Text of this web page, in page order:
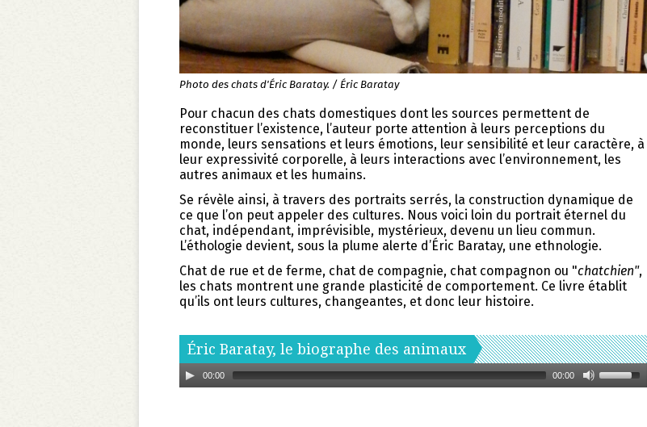
Photo des chats d'Éric Baratay. / Éric Baratay
Pour chacun des chats domestiques dont les sources permettent de
reconstituer l’existence, l’auteur porte attention à leurs perceptions du
monde, leurs sensations et leurs émotions, leur sensibilité et leur caractère, à
leur expressivité corporelle, à leurs interactions avec l’environnement, les
autres animaux et les humains.
Se révèle ainsi, à travers des portraits serrés, la construction dynamique de
ce que l’on peut appeler des cultures. Nous voici loin du portrait éternel du
chat, indépendant, imprévisible, mystérieux, devenu un lieu commun.
L’éthologie devient, sous la plume alerte d’Éric Baratay, une ethnologie.
Chat de rue et de ferme, chat de compagnie, chat compagnon ou "chatchien",
les chats montrent une grande plasticité de comportement. Ce livre établit
qu’ils ont leurs cultures, changeantes, et donc leur histoire.
Éric Baratay, le biographe des animaux
00:00 00:00